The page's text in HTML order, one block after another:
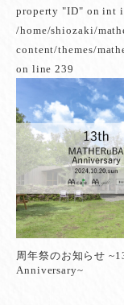
property "ID" on int
/home/shiozaki/
content/themes/
on line239
周年祭のお知らせ
Anniversary~